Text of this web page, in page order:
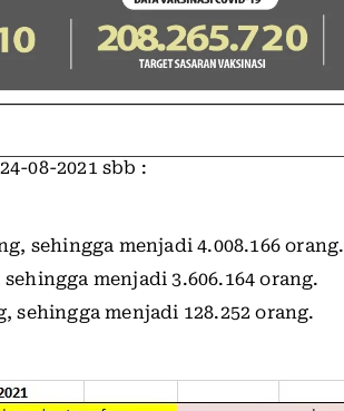
08-2021 sbb :
sehingga menjadi 4.008.166 orang.
menjadi 3.606.164 orang.
sehingga menjadi 128.252 orang.